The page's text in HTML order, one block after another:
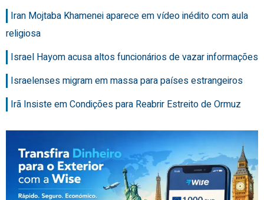
Iran Mojtaba Khamenei aparece em vídeo inédito com aula
religiosa
Israel Hayom acusa altos funcionários de vazar informações
Israelenses migram em massa para países estrangeiros
Irã Insiste em Condições para Reabrir Estreito de Ormuz